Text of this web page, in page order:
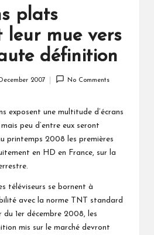
plats
leur mue vers
définition
2007 No Comments
exposent une multitude d’écrans
peu d’entre eux seront
printemps 2008 les premières
en HD en France, sur la
téléviseurs se bornent à
avec la norme TNT standard
1er décembre 2008, les
mis sur le marché devront